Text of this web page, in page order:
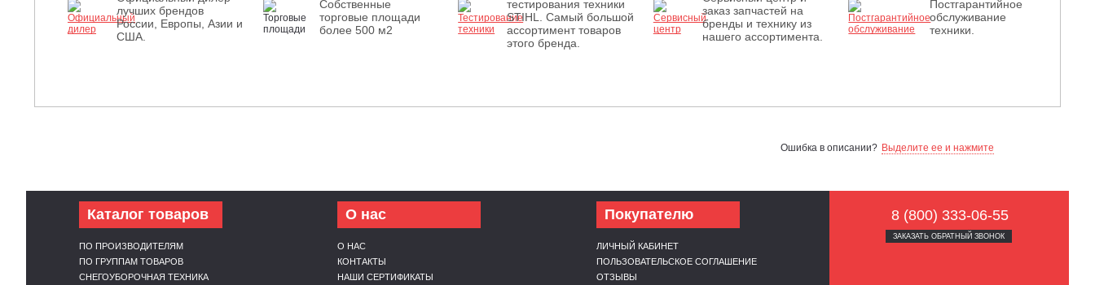
лучших брендов
России, Европы, Азии и
США.
Собственные
торговые площади
более 500 м2
тестирования техники
STIHL. Самый большой
ассортимент товаров
этого бренда.
заказ запчастей на
бренды и технику из
нашего ассортимента.
Постгарантийное
обслуживание
техники.
Ошибка в описании? Выделите ее и нажмите
Каталог товаров
ПО ПРОИЗВОДИТЕЛЯМ
ПО ГРУППАМ ТОВАРОВ
СНЕГОУБОРОЧНАЯ ТЕХНИКА
О нас
О НАС
КОНТАКТЫ
НАШИ СЕРТИФИКАТЫ
Покупателю
ЛИЧНЫЙ КАБИНЕТ
ПОЛЬЗОВАТЕЛЬСКОЕ СОГЛАШЕНИЕ
ОТЗЫВЫ
8 (800) 333-06-55
ЗАКАЗАТЬ ОБРАТНЫЙ ЗВОНОК